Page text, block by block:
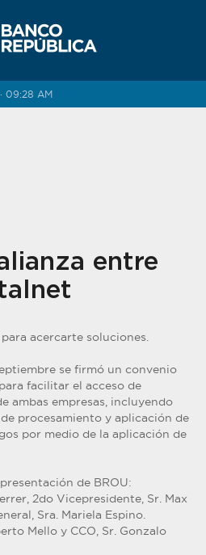
09:28 AM
entre
acercarte soluciones.
se firmó un convenio
facilitar el acceso de
ambas empresas, incluyendo
procesamiento y aplicación de
por medio de la aplicación de
de BROU:
2do Vicepresidente, Sr. Max
Sra. Mariela Espino.
Mello y CCO, Sr. Gonzalo